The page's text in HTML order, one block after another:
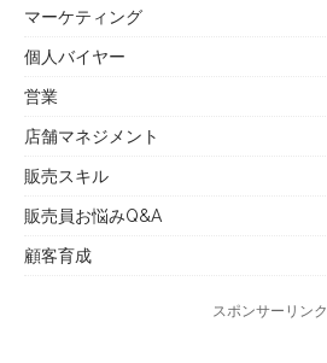
マーケティング
個人バイヤー
営業
店舗マネジメント
販売スキル
販売員お悩みQ&A
顧客育成
スポンサーリンク